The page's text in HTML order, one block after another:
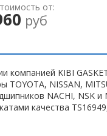
от:
руб
KIBI
NISSAN,
NACHI, NSK
качества